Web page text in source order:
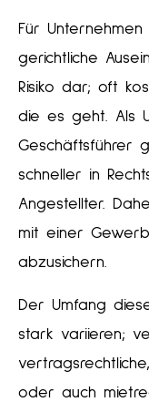
Für
gerichtliche
Risiko dar; oft
die es geht. Als
Geschäftsführer
schneller in
Angestellter.
mit einer
abzusichern.
Der Umfang
stark variieren;
oder auch